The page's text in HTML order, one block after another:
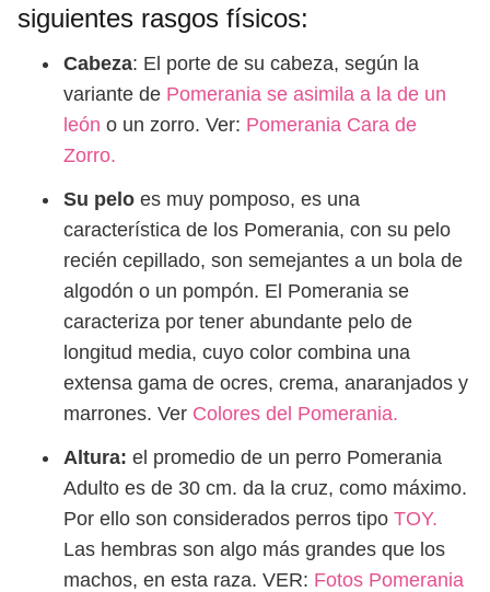
siguientes rasgos físicos:
Cabeza: El porte de su cabeza, según la
variante de Pomerania se asimila a la de un
león o un zorro. Ver: Pomerania Cara de
Zorro.
Su pelo es muy pomposo, es una
característica de los Pomerania, con su pelo
recién cepillado, son semejantes a un bola de
algodón o un pompón. El Pomerania se
caracteriza por tener abundante pelo de
longitud media, cuyo color combina una
extensa gama de ocres, crema, anaranjados y
marrones. Ver Colores del Pomerania.
Altura: el promedio de un perro Pomerania
Adulto es de 30 cm. da la cruz, como máximo.
Por ello son considerados perros tipo TOY.
Las hembras son algo más grandes que los
machos, en esta raza. VER: Fotos Pomerania